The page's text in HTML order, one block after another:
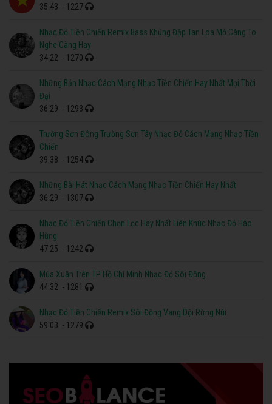
35:43 - 1227
Nhạc Đỏ Tiền Chiến Remix Bass Khủng Đập Tan Loa Mở Càng To
Nghe Càng Hay
34:22 - 1270
Những Bản Nhạc Cách Mạng Nhạc Tiền Chiến Hay Nhất Mọi Thời
Đại
36:29 - 1293
Trường Sơn Đông Trường Sơn Tây Nhạc Đỏ Cách Mạng Nhạc Tiền
Chiến
39:38 - 1254
Những Bài Hát Nhạc Cách Mạng Nhạc Tiền Chiến Hay Nhất
36:29 - 1307
Nhạc Đỏ Tiền Chiến Chọn Lọc Hay Nhất Liên Khúc Nhạc Đỏ Hào
Hùng
47:25 - 1242
Mùa Xuân Trên TP Hồ Chí Minh Nhạc Đỏ Sôi Động
44:32 - 1281
Nhạc Đỏ Tiền Chiến Remix Sôi Động Vang Dội Rừng Núi
59:03 - 1279